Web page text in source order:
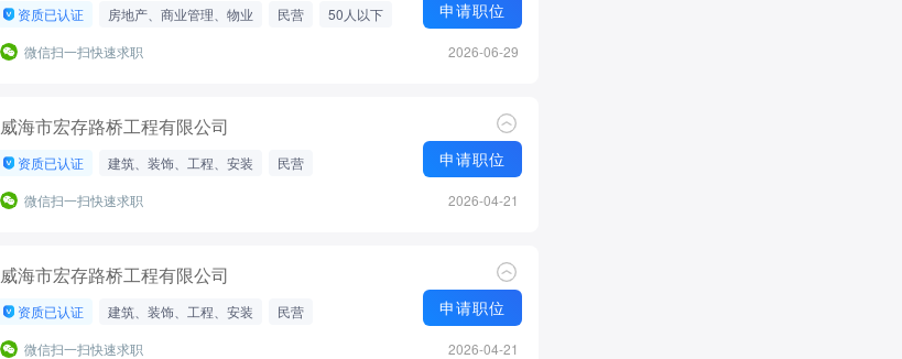
资质已认证 房地产、商业管理、物业 民营 50人以下 申请职位
微信扫一扫快速求职 2026-06-29
威海市宏存路桥工程有限公司
资质已认证 建筑、装饰、工程、安装
民营
200-500人
申请职位
微信扫一扫快速求职 2026-04-21
威海市宏存路桥工程有限公司
资质已认证 建筑、装饰、工程、安装
民营
200-500人
申请职位
微信扫一扫快速求职 2026-04-21